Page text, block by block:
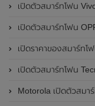
เปิดตัวสมาร์ทโฟน Vivo Y03t ในประเทศฟิลิปปินส์อย่างเป็นทา
เปิดตัวสมาร์ทโฟน OPPO A3 Pro (5G)
เปิดราคาของสมาร์ทโฟน HMD
เปิดตัวสมาร์ทโฟน Tecno Spark Go 1 อย่างเป็
Motorola เปิดตัวสมาร์ท